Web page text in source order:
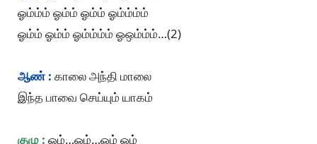
ஓம்ம்ம் ஓம்ம் ஓம்ம் ஓம்ம்ம்ம்
ஓம்ம் ஓம்ம் ஓம்ம்ம்ம் ஓஒம்ம்ம்…(2)
ஆண் : காலை அந்தி மாலை
இந்த பாவை செய்யும் யாகம்
குழு : ஓம்…ஓம்…ஓம் ஓம்